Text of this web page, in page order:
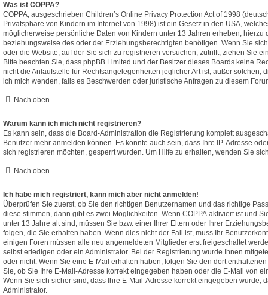
Was ist COPPA?
COPPA, ausgeschrieben Children’s Online Privacy Protection Act of 1998
Privatsphäre von Kindern im Internet von 1998) ist ein Gesetz in den USA,
möglicherweise persönliche Daten von Kindern unter 13 Jahren erheben, hierzu
beziehungsweise des oder der Erziehungsberechtigten benötigen. Wenn Sie
oder die Website, auf der Sie sich zu registrieren versuchen, zutrifft, ziehen Sie
Bitte beachten Sie, dass phpBB Limited und der Besitzer dieses Boards keine
nicht die Anlaufstelle für Rechtsangelegenheiten jeglicher Art ist; außer solchen,
ich mich wenden, falls es Beschwerden oder juristische Anfragen zu diesem
Nach oben
Warum kann ich mich nicht registrieren?
Es kann sein, dass die Board-Administration die Registrierung komplett
Benutzer mehr anmelden können. Es könnte auch sein, dass Ihre IP-Adresse
sich registrieren möchten, gesperrt wurden. Um Hilfe zu erhalten, wenden Sie
Nach oben
Ich habe mich registriert, kann mich aber nicht anmelden!
Überprüfen Sie zuerst, ob Sie den richtigen Benutzernamen und das richtige
diese stimmen, dann gibt es zwei Möglichkeiten. Wenn COPPA aktiviert ist und
unter 13 Jahre alt sind, müssen Sie bzw. einer Ihrer Eltern oder Ihrer
folgen, die Sie erhalten haben. Wenn dies nicht der Fall ist, muss Ihr
einigen Foren müssen alle neu angemeldeten Mitglieder erst freigeschaltet
selbst erledigen oder ein Administrator. Bei der Registrierung wurde Ihnen
oder nicht. Wenn Sie eine E-Mail erhalten haben, folgen Sie den dort
Sie, ob Sie Ihre E-Mail-Adresse korrekt eingegeben haben oder die E-Mail von
Wenn Sie sich sicher sind, dass Ihre E-Mail-Adresse korrekt eingegeben wurde,
Administrator.